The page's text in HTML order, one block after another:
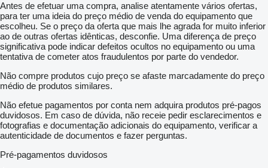
Antes de efetuar uma compra, analise atentamente vários ofertas,
para ter uma ideia do preço médio de venda do equipamento que
escolheu. Se o preço da oferta que mais lhe agrada for muito inferior
ao de outras ofertas idênticas, desconfie. Uma diferença de preço
significativa pode indicar defeitos ocultos no equipamento ou uma
tentativa de cometer atos fraudulentos por parte do vendedor.
Não compre produtos cujo preço se afaste marcadamente do preço
médio de produtos similares.
Não efetue pagamentos por conta nem adquira produtos pré-pagos
duvidosos. Em caso de dúvida, não receie pedir esclarecimentos e
fotografias e documentação adicionais do equipamento, verificar a
autenticidade de documentos e fazer perguntas.
Pré-pagamentos duvidosos